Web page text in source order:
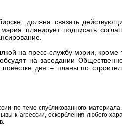
должна связать
планирует подписать
на пресс-службу мэрии, кроме
на заседании
дня – планы по
по теме опубликованного
к агрессии, оскорбления любого